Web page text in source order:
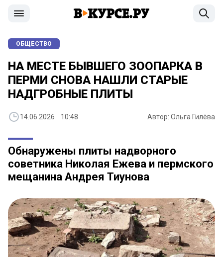
ОБЩЕСТВО
НА МЕСТЕ БЫВШЕГО ЗООПАРКА В
ПЕРМИ СНОВА НАШЛИ СТАРЫЕ
НАДГРОБНЫЕ ПЛИТЫ
14.06.2026 10:48 Автор: Ольга Гилёва
Обнаружены плиты надворного
советника Николая Ежева и пермского
мещанина Андрея Тиунова